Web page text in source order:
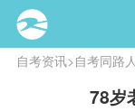
自考资讯>自考同路人
78岁